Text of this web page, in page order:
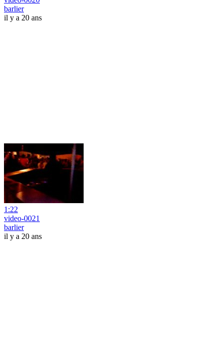
barlier
il y a 20 ans
1:22
video-0021
barlier
il y a 20 ans